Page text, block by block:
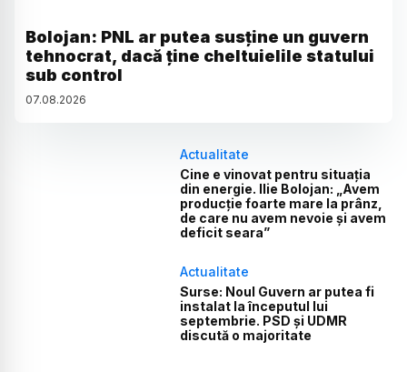
Bolojan: PNL ar putea susține un guvern
tehnocrat, dacă ține cheltuielile statului
sub control
07.08.2026
Actualitate
Cine e vinovat pentru situația
din energie. Ilie Bolojan: „Avem
producție foarte mare la prânz,
de care nu avem nevoie și avem
deficit seara”
Actualitate
Surse: Noul Guvern ar putea fi
instalat la începutul lui
septembrie. PSD și UDMR
discută o majoritate